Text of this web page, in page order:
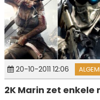
20-10-2011 12:06
2K Marin zet